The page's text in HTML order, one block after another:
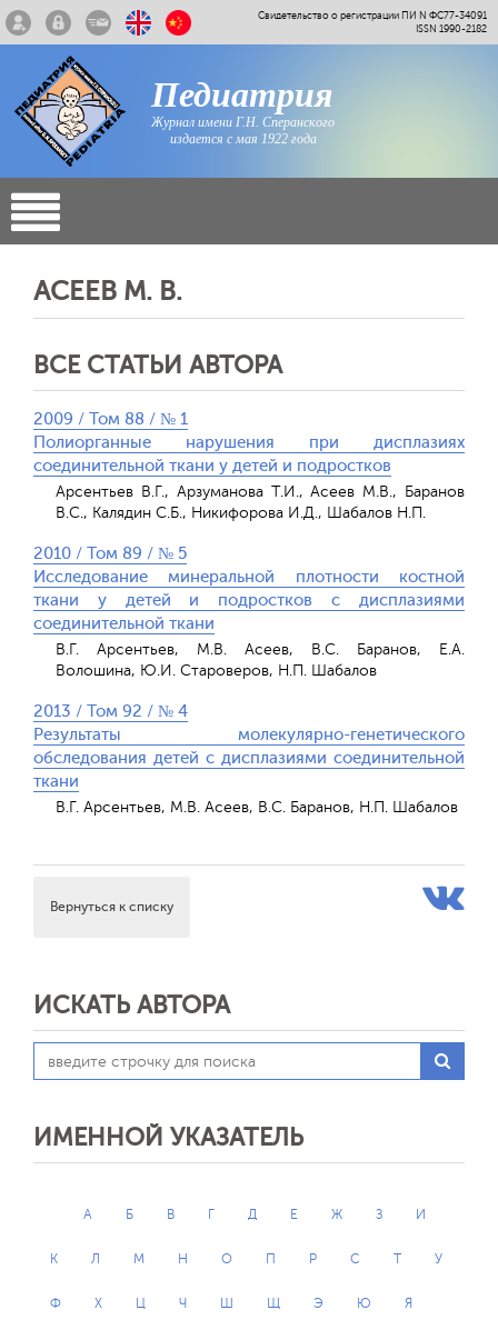
Свидетельство о регистрации ПИ N ФС77-34091
ISSN 1990-2182
Педиатрия
Журнал имени Г.Н. Сперанского
издается с мая 1922 года
АСЕЕВ М. В.
ВСЕ СТАТЬИ АВТОРА
2009 / Том 88 / № 1
Полиорганные нарушения при дисплазиях
соединительной ткани у детей и подростков
Арсентьев В.Г., Арзуманова Т.И., Асеев М.В., Баранов
В.С., Калядин С.Б., Никифорова И.Д., Шабалов Н.П.
2010 / Том 89 / № 5
Исследование минеральной плотности костной
ткани у детей и подростков с дисплазиями
соединительной ткани
В.Г. Арсентьев, М.В. Асеев, В.С. Баранов, Е.А.
Волошина, Ю.И. Староверов, Н.П. Шабалов
2013 / Том 92 / № 4
Результаты молекулярно-генетического
обследования детей с дисплазиями соединительной
ткани
В.Г. Арсентьев, М.В. Асеев, В.С. Баранов, Н.П. Шабалов
Вернуться к списку
ИСКАТЬ АВТОРА
ИМЕННОЙ УКАЗАТЕЛЬ
А Б В Г Д Е Ж З И
К Л М Н О П Р С Т У
Ф Х Ц Ч Ш Щ Э Ю Я